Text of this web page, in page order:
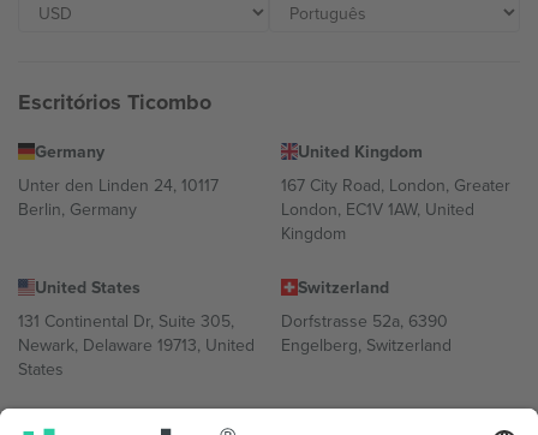
Escritórios Ticombo
Germany
Unter den Linden 24, 10117
Berlin, Germany
United Kingdom
167 City Road, London, Greater
London, EC1V 1AW, United
Kingdom
United States
131 Continental Dr, Suite 305,
Newark, Delaware 19713, United
States
Switzerland
Dorfstrasse 52a, 6390
Engelberg, Switzerland
Bulgaria